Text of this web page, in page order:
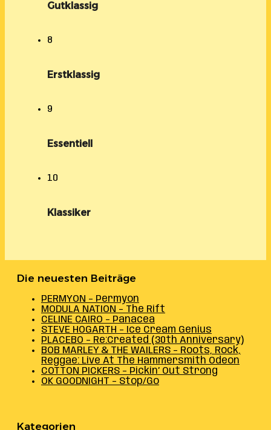
Gutklassig
8
Erstklassig
9
Essentiell
10
Klassiker
Die neuesten Beiträge
PERMYON – Permyon
MODULA NATION – The Rift
CELINE CAIRO – Panacea
STEVE HOGARTH – Ice Cream Genius
PLACEBO – Re:Created (30th Anniversary)
BOB MARLEY & THE WAILERS – Roots, Rock,
Reggae: Live At The Hammersmith Odeon
COTTON PICKERS – Pickin’ Out Strong
OK GOODNIGHT – Stop/Go
Kategorien